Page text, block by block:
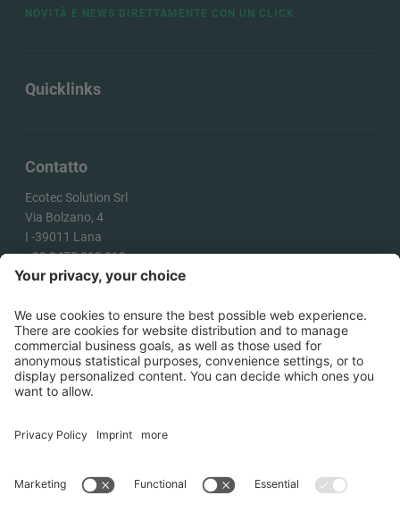
Contatto
Ecotec Solution Srl
Via Bolzano, 4
I -39011 Lana
+39 0473 313 010
info@ecotecsolution.com
COME ARRIVARE
Quicklinks
NOVITÀ E NEWS DIRETTAMENTE CON UN CLICK